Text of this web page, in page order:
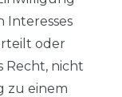
Interesses
oder
Recht, nicht
zu einem